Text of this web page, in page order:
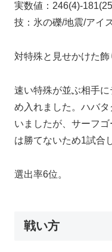
実数値：246(4)-
技：氷の礫/地震/アイ
対特殊と見せかけた飾
速い特殊が並ぶ相手
め入れました。ハバ
いましたが、サーフ
は勝てないため1試合
選出率6位。
戦い方